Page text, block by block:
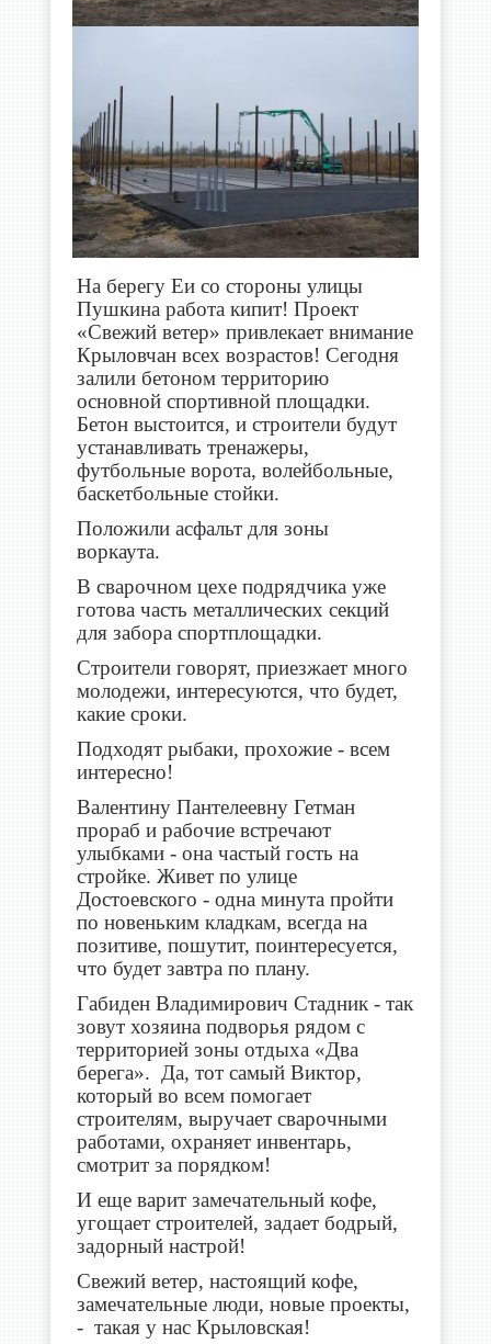
На берегу Еи со стороны улицы
Пушкина работа кипит! Проект
«Свежий ветер» привлекает внимание
Крыловчан всех возрастов! Сегодня
залили бетоном территорию
основной спортивной площадки.
Бетон выстоится, и строители будут
устанавливать тренажеры,
футбольные ворота, волейбольные,
баскетбольные стойки.
Положили асфальт для зоны
воркаута.
В сварочном цехе подрядчика уже
готова часть металлических секций
для забора спортплощадки.
Строители говорят, приезжает много
молодежи, интересуются, что будет,
какие сроки.
Подходят рыбаки, прохожие - всем
интересно!
Валентину Пантелеевну Гетман
прораб и рабочие встречают
улыбками - она частый гость на
стройке. Живет по улице
Достоевского - одна минута пройти
по новеньким кладкам, всегда на
позитиве, пошутит, поинтересуется,
что будет завтра по плану.
Габиден Владимирович Стадник - так
зовут хозяина подворья рядом с
территорией зоны отдыха «Два
берега». Да, тот самый Виктор,
который во всем помогает
строителям, выручает сварочными
работами, охраняет инвентарь,
смотрит за порядком!
И еще варит замечательный кофе,
угощает строителей, задает бодрый,
задорный настрой!
Свежий ветер, настоящий кофе,
замечательные люди, новые проекты,
- такая у нас Крыловская!